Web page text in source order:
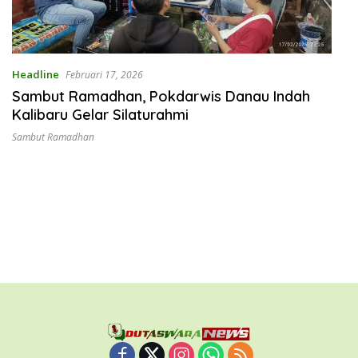
Headline Februari 17, 2026
Sambut Ramadhan, Pokdarwis Danau Indah
Kalibaru Gelar Silaturahmi
Sambut Ramadhan